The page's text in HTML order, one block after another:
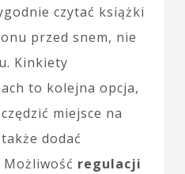
czytać książki
przed snem, nie
Kinkiety
to kolejna opcja,
miejsce na
dodać
regulacji